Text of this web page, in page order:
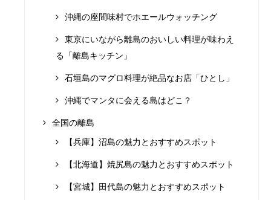
沖縄の座間味村でホエールウォッチング
東京にいながら離島のおいしい料理が味わえ
る「離島キッチン」
石垣島のマグロ料理が絶品なお店「ひとし」
沖縄でマンタに会える島はどこ？
全国の離島
【兵庫】沼島の魅力とおすすめスポット
【北海道】焼尻島の魅力とおすすめスポット
【宮城】田代島の魅力とおすすめスポット